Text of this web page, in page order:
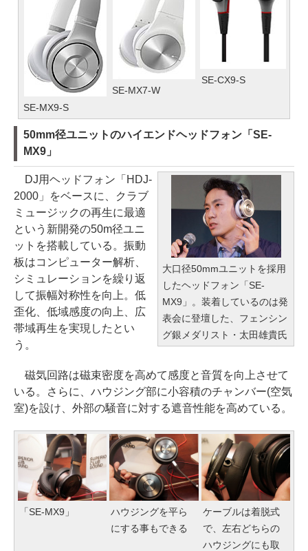
SE-MX9-S
SE-MX7-W
SE-CX9-S
50mm径ユニットのハイエンドヘッドフォン「SE-
MX9」
大口径50mmユニットを採用
したヘッドフォン「SE-
MX9」。装着しているのは発
表会に登壇した、フェンシン
グ銀メダリスト・太田雄貴氏
DJ用ヘッドフォン「HDJ-
2000」をベースに、クラブ
ミュージックの再生に最適
という新開発の50m径ユニ
ットを搭載している。振動
板はコンピューター解析、
シミュレーションを繰り返
して振幅対称性を向上。低
歪化、低域感度の向上、広
帯域再生を実現したとい
う。
磁気回路は磁束密度を高めて感度と音質を向上させて
いる。さらに、ハウジング部に小容積のチャンバー(空気
室)を設け、外部の騒音に対する遮音性能を高めている。
「SE-MX9」
ハウジングを平ら
にする事もできる
ケーブルは着脱式
で、左右どちらの
ハウジングにも取